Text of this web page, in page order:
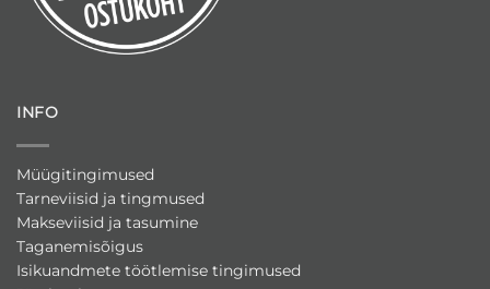
INFO
Müügitingimused
Tarneviisid ja tingmused
Makseviisid ja tasumine
Taganemisõigus
Isikuandmete töötlemise tingimused